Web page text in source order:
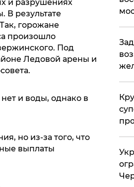
и разрушениях
В результате
горожане
произошло
Под
Ледовой арены и
и воды, однако в
но из-за того, что
выплаты